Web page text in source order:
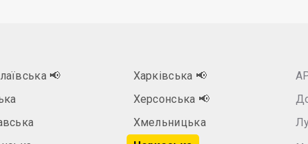
📢
Харківська 📢
Херсонська 📢
Хмельницька